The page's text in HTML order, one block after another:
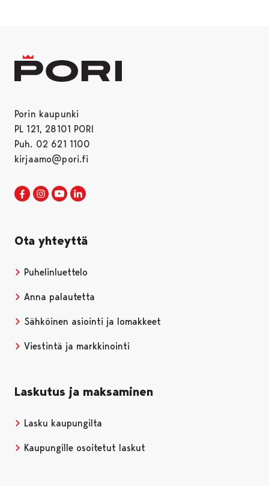
Porin kaupunki
PL 121, 28101 PORI
Puh. 02 621 1100
kirjaamo@pori.fi
Porin kaupunki Facebookissa
Avautuu uudessa välilehdessä
Porin kaupunki Instagramissa
Avautuu uudessa välilehdessä
Porin kaupunki Youtubessa
Avautuu uudessa välilehdessä
Ota yhteyttä
Puhelinluettelo
Anna palautetta
Sähköinen asiointi ja lomakkeet
Viestintä ja markkinointi
Laskutus ja maksaminen
Lasku kaupungilta
Kaupungille osoitetut laskut